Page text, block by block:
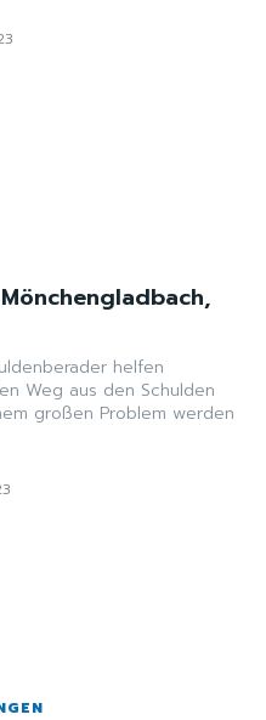
helfen
Weg aus den Schulden
großen Problem werden